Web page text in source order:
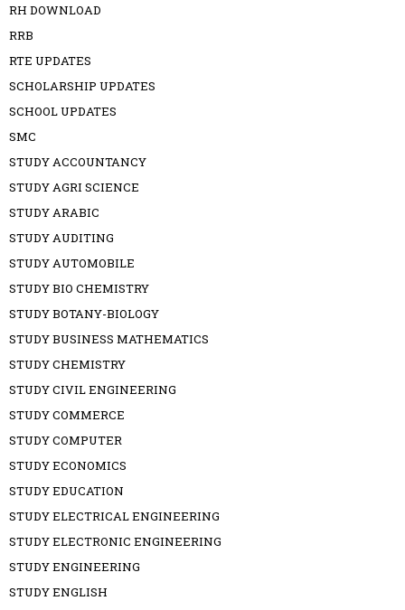
RH DOWNLOAD
RRB
RTE UPDATES
SCHOLARSHIP UPDATES
SCHOOL UPDATES
SMC
STUDY ACCOUNTANCY
STUDY AGRI SCIENCE
STUDY ARABIC
STUDY AUDITING
STUDY AUTOMOBILE
STUDY BIO CHEMISTRY
STUDY BOTANY-BIOLOGY
STUDY BUSINESS MATHEMATICS
STUDY CHEMISTRY
STUDY CIVIL ENGINEERING
STUDY COMMERCE
STUDY COMPUTER
STUDY ECONOMICS
STUDY EDUCATION
STUDY ELECTRICAL ENGINEERING
STUDY ELECTRONIC ENGINEERING
STUDY ENGINEERING
STUDY ENGLISH